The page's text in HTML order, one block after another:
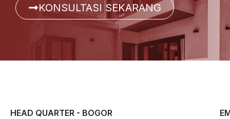
KONSULTASI SEKARANG
HEAD QUARTER - BOGOR